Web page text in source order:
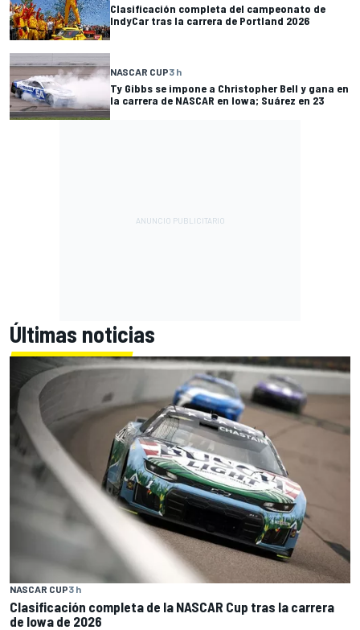
Clasificación completa del campeonato de
IndyCar tras la carrera de Portland 2026
NASCAR CUP3 h
Ty Gibbs se impone a Christopher Bell y gana en
la carrera de NASCAR en Iowa; Suárez en 23
Últimas noticias
NASCAR CUP3 h
Clasificación completa de la NASCAR Cup tras la carrera
de Iowa de 2026